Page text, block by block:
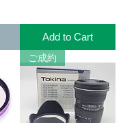
Add to Cart
ご成約